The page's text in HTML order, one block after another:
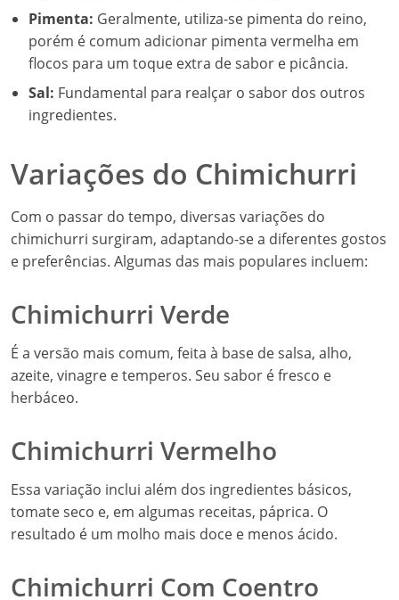
Pimenta: Geralmente, utiliza-se pimenta do reino,
porém é comum adicionar pimenta vermelha em
flocos para um toque extra de sabor e picância.
Sal: Fundamental para realçar o sabor dos outros
ingredientes.
Variações do Chimichurri
Com o passar do tempo, diversas variações do
chimichurri surgiram, adaptando-se a diferentes gostos
e preferências. Algumas das mais populares incluem:
Chimichurri Verde
É a versão mais comum, feita à base de salsa, alho,
azeite, vinagre e temperos. Seu sabor é fresco e
herbáceo.
Chimichurri Vermelho
Essa variação inclui além dos ingredientes básicos,
tomate seco e, em algumas receitas, páprica. O
resultado é um molho mais doce e menos ácido.
Chimichurri Com Coentro